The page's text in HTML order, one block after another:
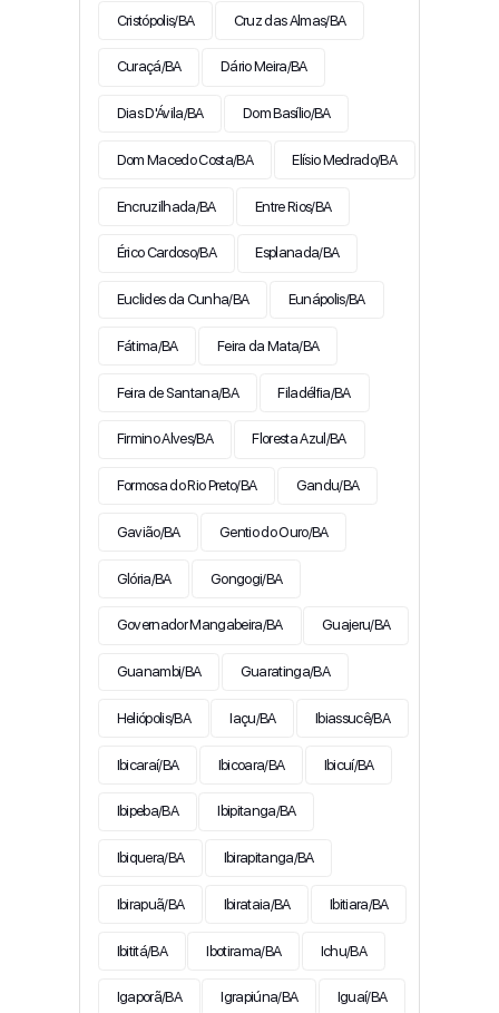
Cristópolis/BA Cruz das Almas/BA
Curaçá/BA Dário Meira/BA
Dias D'Ávila/BA Dom Basílio/BA
Dom Macedo Costa/BA Elísio Medrado/BA
Encruzilhada/BA Entre Rios/BA
Érico Cardoso/BA Esplanada/BA
Euclides da Cunha/BA Eunápolis/BA
Fátima/BA Feira da Mata/BA
Feira de Santana/BA Filadélfia/BA
Firmino Alves/BA Floresta Azul/BA
Formosa do Rio Preto/BA Gandu/BA
Gavião/BA Gentio do Ouro/BA
Glória/BA Gongogi/BA
Governador Mangabeira/BA Guajeru/BA
Guanambi/BA Guaratinga/BA
Heliópolis/BA Iaçu/BA Ibiassucê/BA
Ibicaraí/BA Ibicoara/BA Ibicuí/BA
Ibipeba/BA Ibipitanga/BA
Ibiquera/BA Ibirapitanga/BA
Ibirapuã/BA Ibirataia/BA Ibitiara/BA
Ibititá/BA Ibotirama/BA Ichu/BA
Igaporã/BA Igrapiúna/BA Iguaí/BA